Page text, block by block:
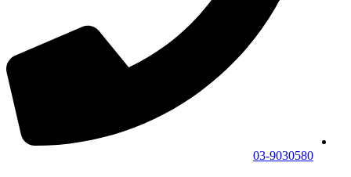
03-9030580